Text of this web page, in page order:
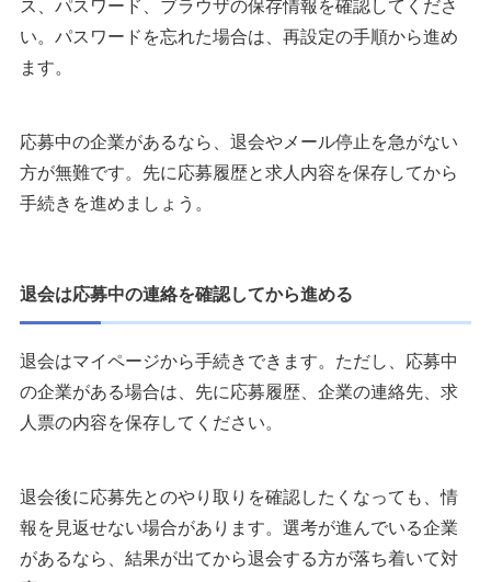
ス、パスワード、ブラウザの保存情報を確認してくださ
い。パスワードを忘れた場合は、再設定の手順から進め
ます。
応募中の企業があるなら、退会やメール停止を急がない
方が無難です。先に応募履歴と求人内容を保存してから
手続きを進めましょう。
退会は応募中の連絡を確認してから進める
退会はマイページから手続きできます。ただし、応募中
の企業がある場合は、先に応募履歴、企業の連絡先、求
人票の内容を保存してください。
退会後に応募先とのやり取りを確認したくなっても、情
報を見返せない場合があります。選考が進んでいる企業
があるなら、結果が出てから退会する方が落ち着いて対